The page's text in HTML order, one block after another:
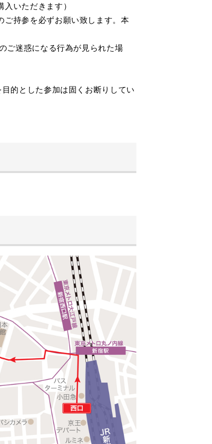
いただきます）
ご持参を必ずお願い致します。本
ご迷惑になる行為が見られた場
的とした参加は固くお断りしてい